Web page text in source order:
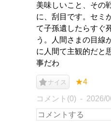
美味しいこと、その
に、刮目です。セミ
て子孫遺したらすぐ
う。人間さまの目線
に人間て主観的だと
事だわ
ナイス ★4
コメント(0) 2026/